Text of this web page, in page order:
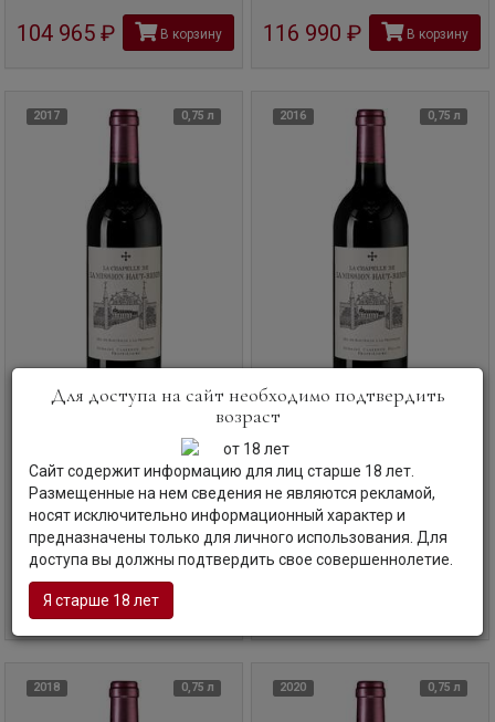
104 965 рубВ корзину 116 990 рубВ корзину
2017 0,75 л
La Chapelle de la Mission
Haut-Brion, 2017
Ля Шапель де ля Миссьон О-Брион, 2017
Франция | Бордо
Код товара: СЛ-75875
26 315 руб
2016 0,75 л
Вино
Haut-Brion, 2016
Ля Шапель де ля Миссьон О-Брион, 2016
Франция | Бордо
Код товара: СЛ-75876
2018 0,75 л 2020 0,75 л
Для доступа на сайт необходимо подтвердить
возраст
Сайт содержит информацию для лиц старше 18 лет.
Размещенные на нем сведения не являются рекламой,
носят исключительно информационный характер и
предназначены только для личного использования. Для
доступа вы должны подтвердить свое совершеннолетие.
Я старше 18 лет